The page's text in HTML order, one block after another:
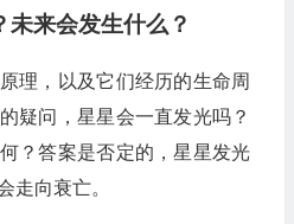
来会发生什么？
理，以及它们经历的生命周
疑问，星星会一直发光吗？
？答案是否定的，星星发光
走向衰亡。